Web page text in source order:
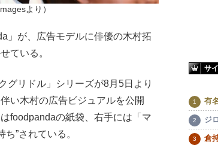
より）
」が、広告モデルに俳優の木村拓
ている。
リドル」シリーズが8月5日より
い木村の広告ビジュアルを公開
foodpandaの紙袋、右手には「マ
”されている。
サ
有
ジ
倉